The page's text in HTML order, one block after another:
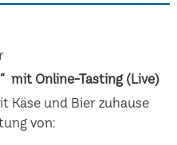
mit Online-Tasting (Live)
Käse und Bier zuhause
von: